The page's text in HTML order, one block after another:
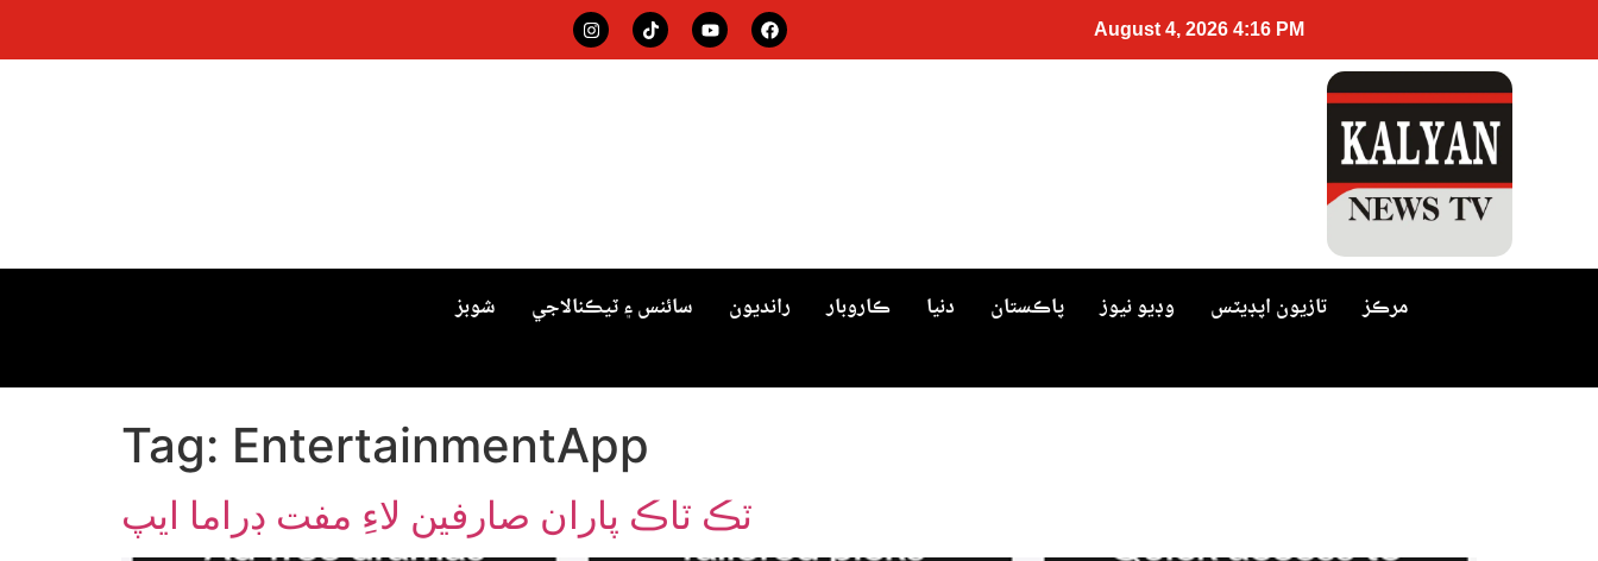
August 4, 2026 4:16 PM
شوبز سائنس ۽ ٽيڪنالاجي رانديون ڪاروبار دنيا پاڪستان وڊيو نيوز تازيون اپڊيٽس مرڪز
Tag: EntertainmentApp
ٽڪ ٽاڪ پاران صارفين لاءِ مفت ڊراما ايپ